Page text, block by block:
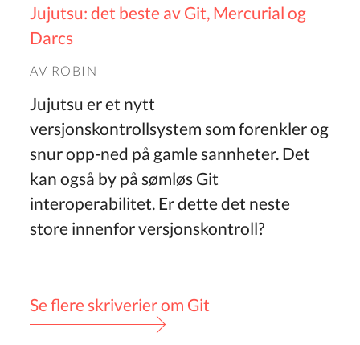
Jujutsu: det beste av Git, Mercurial og
Darcs
AV ROBIN
Jujutsu er et nytt
versjonskontrollsystem som forenkler og
snur opp-ned på gamle sannheter. Det
kan også by på sømløs Git
interoperabilitet. Er dette det neste
store innenfor versjonskontroll?
Se flere skriverier om Git